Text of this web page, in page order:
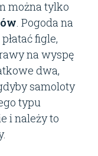
można tylko
. Pogoda na
figle,
na wyspę
dwa,
samoloty
typu
i należy to